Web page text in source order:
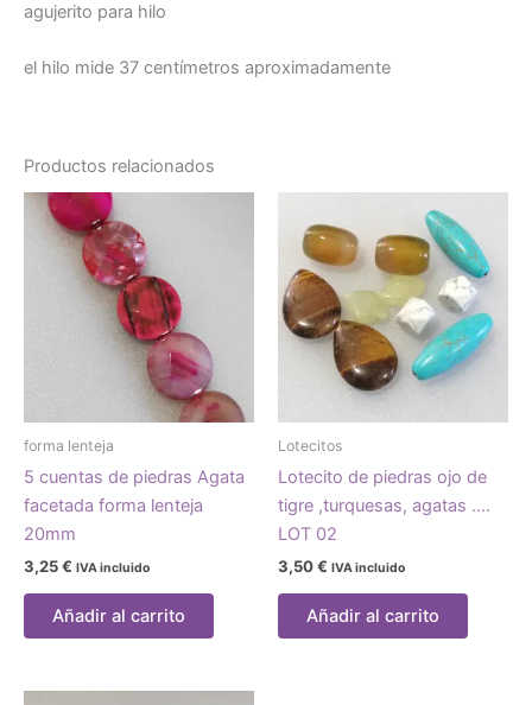
agujerito para hilo
el hilo mide 37 centímetros aproximadamente
Productos relacionados
forma lenteja
5 cuentas de piedras Agata
facetada forma lenteja
20mm
3,25€ IVA incluido
Añadir al carrito
Lotecitos
Lotecito de piedras ojo de
tigre ,turquesas, agatas ….
LOT 02
3,50€ IVA incluido
Añadir al carrito